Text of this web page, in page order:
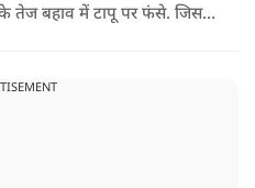
तेज बहाव में टापू पर फंसे. जिसके